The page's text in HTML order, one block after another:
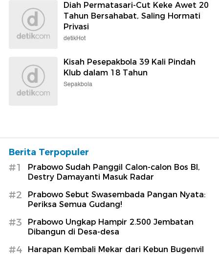
Diah Permatasari-Cut Keke Awet 20
Tahun Bersahabat, Saling Hormati
Privasi
detikHot
Kisah Pesepakbola 39 Kali Pindah
Klub dalam 18 Tahun
Sepakbola
Berita Terpopuler
#1
Prabowo Sudah Panggil Calon-calon Bos BI,
Destry Damayanti Masuk Radar
#2
Prabowo Sebut Swasembada Pangan Nyata:
Periksa Semua Gudang!
#3
Prabowo Ungkap Hampir 2.500 Jembatan
Dibangun di Desa-desa
#4 Harapan Kembali Mekar dari Kebun Bugenvil